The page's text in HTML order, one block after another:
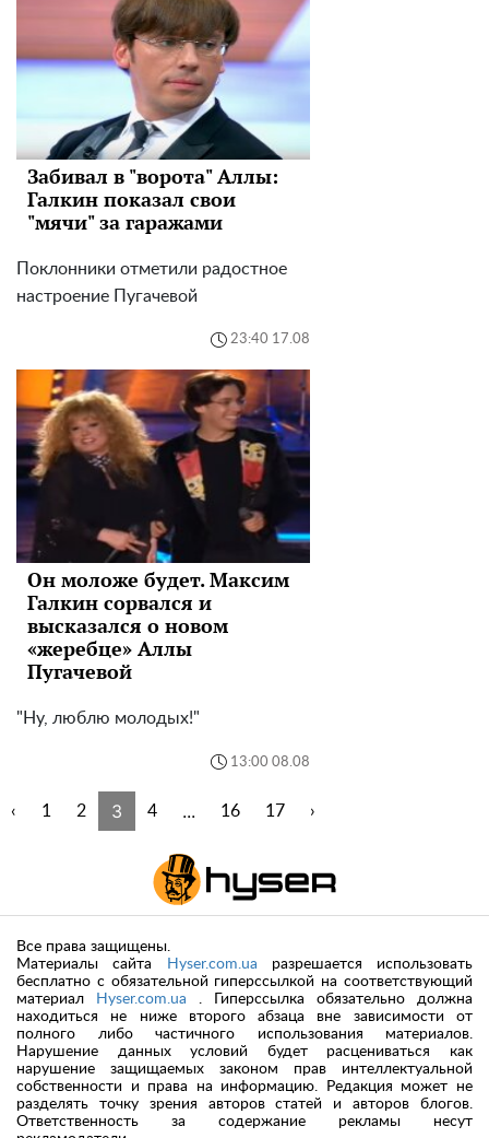
Забивал в "ворота" Аллы:
Галкин показал свои
"мячи" за гаражами
Поклонники отметили радостное
настроение Пугачевой
23:40 17.08
Он моложе будет. Максим
Галкин сорвался и
высказался о новом
«жеребце» Аллы
Пугачевой
"Ну, люблю молодых!"
13:00 08.08
‹ 1 2 3 4 ... 16 17 ›
Все права защищены.
Материалы сайта
Hyser.com.ua разрешается использовать
бесплатно с обязательной гиперссылкой на соответствующий
материал
Hyser.com.ua . Гиперссылка обязательно должна
находиться не ниже второго абзаца вне зависимости от
полного либо частичного использования материалов.
Нарушение данных условий будет расцениваться как
нарушение защищаемых законом прав интеллектуальной
собственности и права на информацию. Редакция может не
разделять точку зрения авторов статей и авторов блогов.
Ответственность за содержание рекламы несут